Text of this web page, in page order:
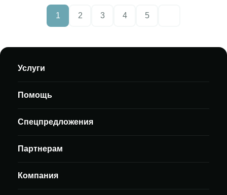
1 2 3 4 5
Услуги
Помощь
Спецпредложения
Партнерам
Компания